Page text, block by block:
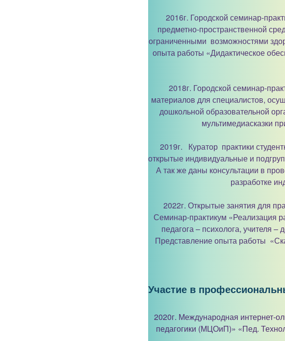
2016г. Городской семинар-
предметно-пространственной
ограниченными возможностями
опыта работы «Дидактическое
2018г. Городской семинар-
материалов для специалистов,
дошкольной образовательной
мультимедиасказки
2019г. Куратор практики
открытые индивидуальные и
А так же даны консультации в
разработке
2022г. Открытые занятия для
Семинар-практикум «Реализация
педагога – психолога, учителя
Представление опыта работы
Участие в
2020г. Международная интернет-
педагогики (МЦОиП)» «Пед.